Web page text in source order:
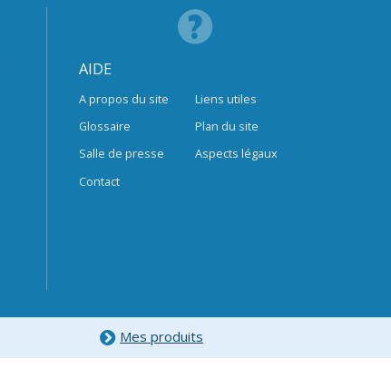
AIDE
A propos du site
Glossaire
Salle de presse
Contact
Liens utiles
Plan du site
Aspects légaux
Mes produits